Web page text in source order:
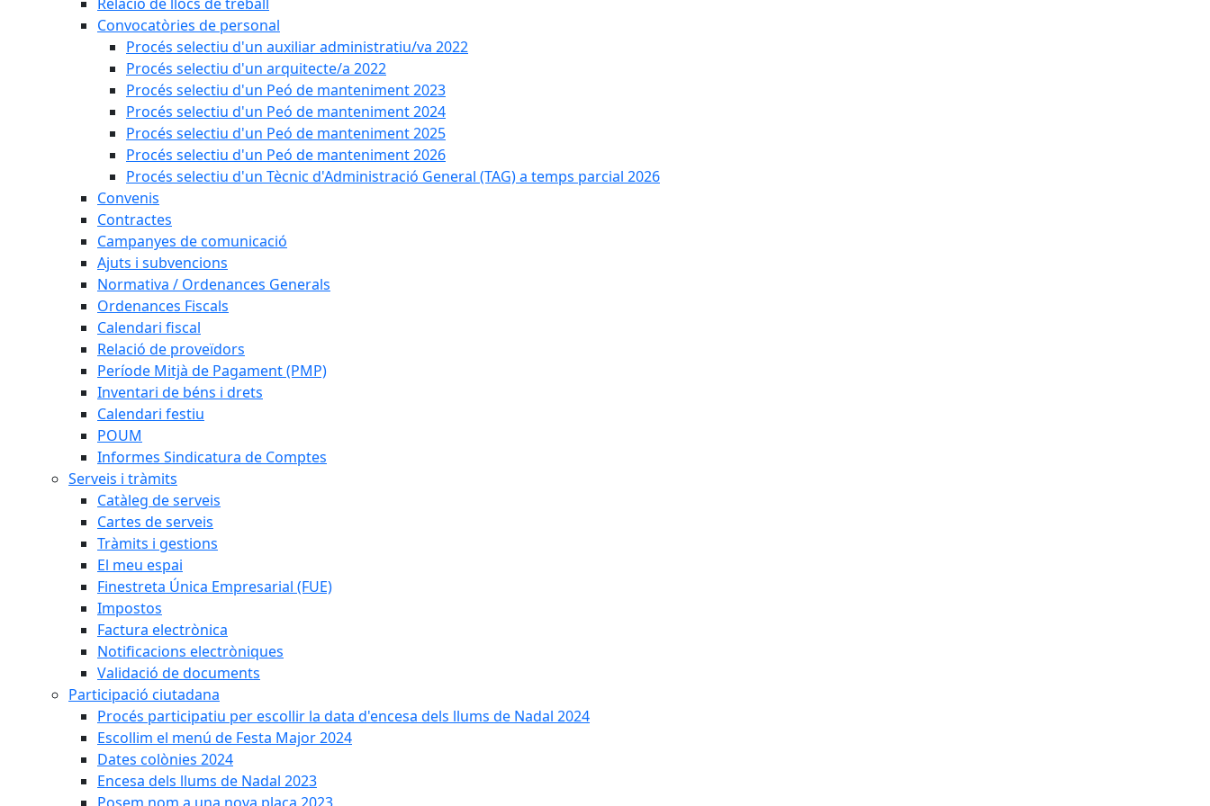
Convocatòries de personal
Procés selectiu d'un auxiliar administratiu/va 2022
Procés selectiu d'un arquitecte/a 2022
Procés selectiu d'un Peó de manteniment 2023
Procés selectiu d'un Peó de manteniment 2024
Procés selectiu d'un Peó de manteniment 2025
Procés selectiu d'un Peó de manteniment 2026
Procés selectiu d'un Tècnic d'Administració General (TAG) a temps parcial 2026
Convenis
Contractes
Campanyes de comunicació
Ajuts i subvencions
Normativa / Ordenances Generals
Ordenances Fiscals
Calendari fiscal
Relació de proveïdors
Període Mitjà de Pagament (PMP)
Inventari de béns i drets
Calendari festiu
POUM
Informes Sindicatura de Comptes
Serveis i tràmits
Catàleg de serveis
Cartes de serveis
Tràmits i gestions
El meu espai
Finestreta Única Empresarial (FUE)
Impostos
Factura electrònica
Notificacions electròniques
Validació de documents
Participació ciutadana
Procés participatiu per escollir la data d'encesa dels llums de Nadal 2024
Escollim el menú de Festa Major 2024
Dates colònies 2024
Encesa dels llums de Nadal 2023